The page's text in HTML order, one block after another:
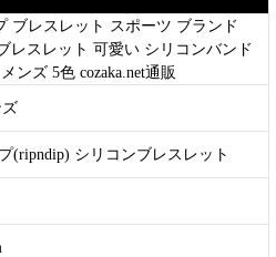
ブレスレット スポーツ ブランド
レスレット 可愛い シリコンバンド
ンズ 5色 cozaka.net通販
(ripndip) シリコンブレスレット